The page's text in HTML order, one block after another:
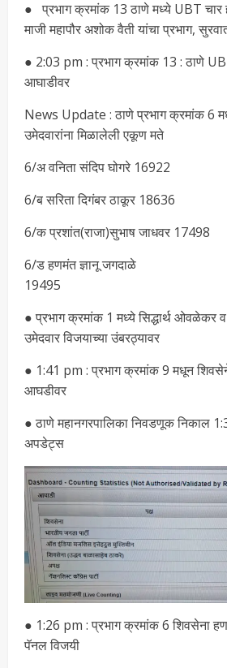
● प्रभाग क्रमांक 13 ठाणे मध्ये UBT चार
माजी महापौर अशोक वैती यांचा प्रभाग,
● 2:03 pm : प्रभाग क्रमांक 13 : ठाणे
आघाडीवर
News Update : ठाणे प्रभाग क्रमांक 6
उमेदवारांना मिळालेली एकूण मते
6/अ वनिता संदिप घोगरे 16922
6/ब सरिता दिगंबर ठाकूर 18636
6/क प्रशांत(राजा)सुभाष जाधवर 17498
6/ड हणमंत ज्ञानू जगदाळे
19495
● प्रभाग क्रमांक 1 मध्ये सिद्धार्थ ओवळेकर
उमेदवार विजयाच्या उंबरठ्यावर
● 1:41 pm : प्रभाग क्रमांक 9 मधून
आघडीवर
● ठाणे महानगरपालिका निवडणूक निकाल
अपडेट्स
● 1:26 pm : प्रभाग क्रमांक 6 शिवसेना
पॅनल विजयी